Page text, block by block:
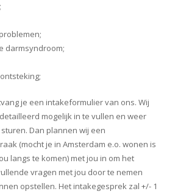
darmsyndroom;
je een intakeformulier van ons. Wij
mogelijk in te vullen en weer
Dan plannen wij een
(mocht je in Amsterdam e.o. wonen is
langs te komen) met jou in om het
vragen met jou door te nemen
opstellen. Het intakegesprek zal +/- 1